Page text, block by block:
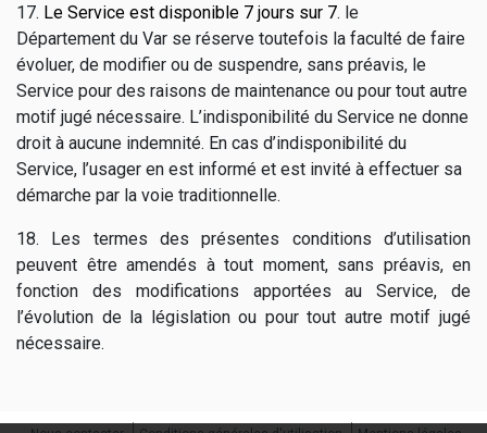
17. Le Service est disponible 7 jours sur 7. le
Département du Var se réserve toutefois la faculté de faire
évoluer, de modifier ou de suspendre, sans préavis, le
Service pour des raisons de maintenance ou pour tout autre
motif jugé nécessaire. L’indisponibilité du Service ne donne
droit à aucune indemnité. En cas d’indisponibilité du
Service, l’usager en est informé et est invité à effectuer sa
démarche par la voie traditionnelle.
18. Les termes des présentes conditions d’utilisation
peuvent être amendés à tout moment, sans préavis, en
fonction des modifications apportées au Service, de
l’évolution de la législation ou pour tout autre motif jugé
nécessaire.